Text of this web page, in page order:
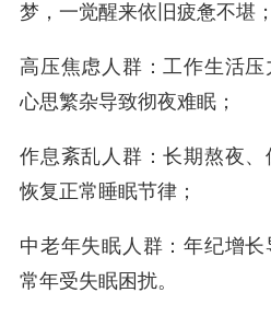
梦，一觉醒来依旧疲惫不堪；
高压焦虑人群：工作生活压
心思繁杂导致彻夜难眠；
作息紊乱人群：长期熬夜
恢复正常睡眠节律；
中老年失眠人群：年纪增长
常年受失眠困扰。